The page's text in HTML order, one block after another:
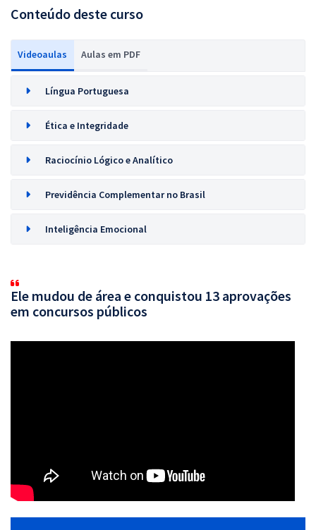
Conteúdo deste curso
Videoaulas Aulas em PDF
Língua Portuguesa
Ética e Integridade
Raciocínio Lógico e Analítico
Previdência Complementar no Brasil
Inteligência Emocional
Ele mudou de área e conquistou 13 aprovações
em concursos públicos